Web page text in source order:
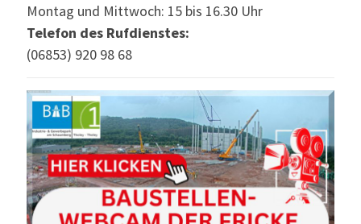
Montag und Mittwoch: 15 bis 16.30 Uhr
Telefon des Rufdienstes:
(06853) 920 98 68